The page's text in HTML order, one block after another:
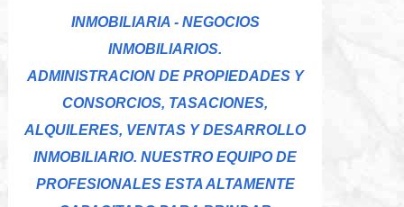
INMOBILIARIA - NEGOCIOS
INMOBILIARIOS.
ADMINISTRACION DE PROPIEDADES Y
CONSORCIOS, TASACIONES,
ALQUILERES, VENTAS Y DESARROLLO
INMOBILIARIO. NUESTRO EQUIPO DE
PROFESIONALES ESTA ALTAMENTE